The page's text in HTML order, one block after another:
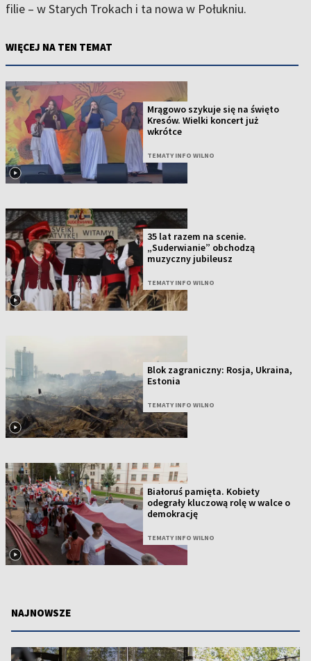
filie – w Starych Trokach i ta nowa w Połukniu.
WIĘCEJ NA TEN TEMAT
Mrągowo szykuje się na święto
Kresów. Wielki koncert już
wkrótce
TEMATY INFO WILNO
35 lat razem na scenie.
„Suderwianie” obchodzą
muzyczny jubileusz
TEMATY INFO WILNO
Blok zagraniczny: Rosja, Ukraina,
Estonia
TEMATY INFO WILNO
Białoruś pamięta. Kobiety
odegrały kluczową rolę w walce o
demokrację
TEMATY INFO WILNO
NAJNOWSZE